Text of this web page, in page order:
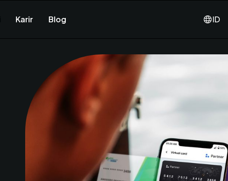
Karir Blog ID